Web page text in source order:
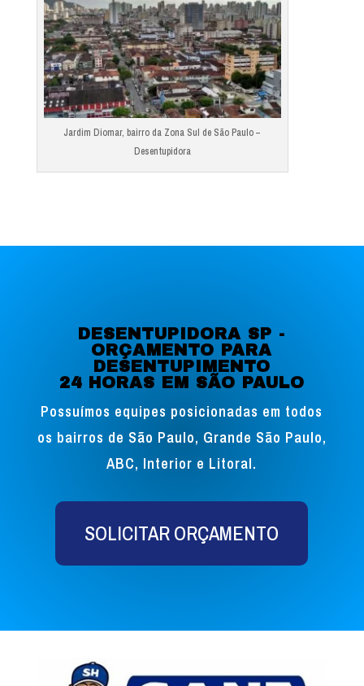
Jardim Diomar, bairro da Zona Sul de São Paulo –
Desentupidora
DESENTUPIDORA SP -
ORÇAMENTO PARA
DESENTUPIMENTO
24 HORAS EM SÃO PAULO
Possuímos equipes posicionadas em todos
os bairros de São Paulo, Grande São Paulo,
ABC, Interior e Litoral.
SOLICITAR ORÇAMENTO